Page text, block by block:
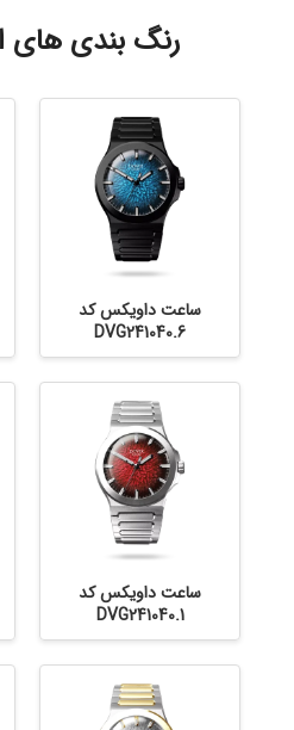
رنگ بندی های
ساعت داویکس کد
DVG241040.6
ساعت داویکس کد
DVG241040.1